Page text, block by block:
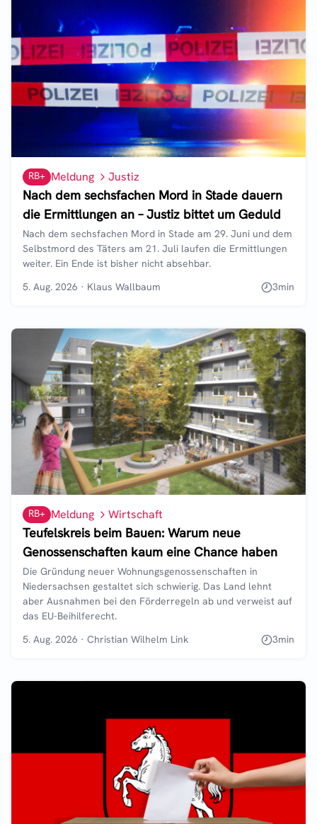
RB+ Meldung Justiz
Nach dem sechsfachen Mord in Stade dauern
die Ermittlungen an – Justiz bittet um Geduld
Nach dem sechsfachen Mord in Stade am 29. Juni und dem
Selbstmord des Täters am 21. Juli laufen die Ermittlungen
weiter. Ein Ende ist bisher nicht absehbar.
5. Aug. 2026 · Klaus Wallbaum 3min
RB+ Meldung Wirtschaft
Teufelskreis beim Bauen: Warum neue
Genossenschaften kaum eine Chance haben
Die Gründung neuer Wohnungsgenossenschaften in
Niedersachsen gestaltet sich schwierig. Das Land lehnt
aber Ausnahmen bei den Förderregeln ab und verweist auf
das EU-Beihilferecht.
5. Aug. 2026 · Christian Wilhelm Link 3min